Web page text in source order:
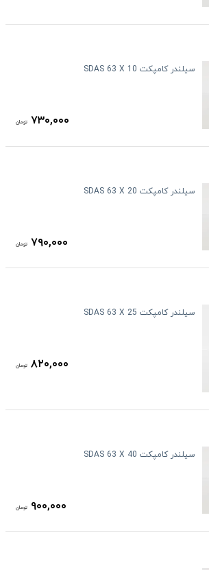
سیلندر کامپکت SDAS 63 X 10
۷۳۰,۰۰۰ تومان
سیلندر کامپکت SDAS 63 X 20
۷۹۰,۰۰۰ تومان
سیلندر کامپکت SDAS 63 X 25
۸۲۰,۰۰۰ تومان
سیلندر کامپکت SDAS 63 X 40
۹۰۰,۰۰۰ تومان